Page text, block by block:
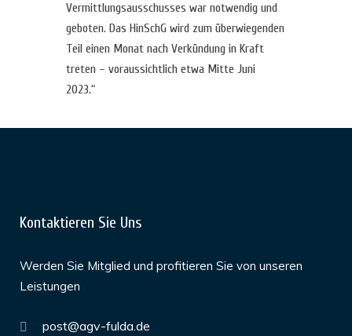
Vermittlungsausschusses war notwendig und
geboten. Das HinSchG wird zum überwiegenden
Teil einen Monat nach Verkündung in Kraft
treten – voraussichtlich etwa Mitte Juni
2023.“
Kontaktieren Sie Uns
Werden Sie Mitglied und profitieren Sie von unseren
Leistungen
post@agv-fulda.de